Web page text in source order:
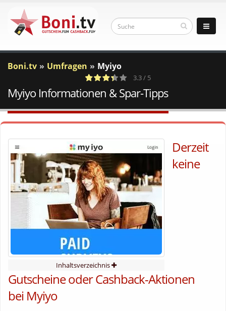
Boni.tv Umfragen Myiyo
a
c
3
Votes
3.3 / 5
Myiyo Informationen & Spar-Tipps
Inhaltsverzeichnis
Derzeit
keine
Gutscheine oder Cashback-Aktionen
bei Myiyo